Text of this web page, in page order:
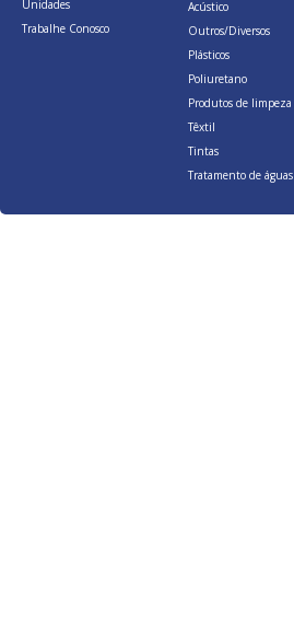
Unidades
Trabalhe Conosco
Acústico
Outros/Diversos
Plásticos
Poliuretano
Produtos de limpeza
Têxtil
Tintas
Tratamento de águas